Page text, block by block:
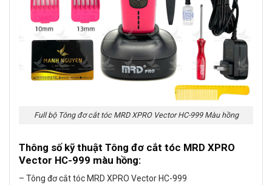
Full bộ Tông đơ cắt tóc MRD XPRO Vector HC-999 Màu hồng
Thông số kỹ thuật Tông đơ cắt tóc MRD XPRO
Vector HC-999 màu hồng:
– Tông đơ cắt tóc MRD XPRO Vector HC-999